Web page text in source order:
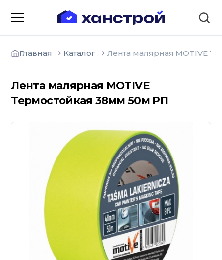
электромобилей
Акции и скидки
Блоки; цемент; кирпич
Гидроизоляция; Мастики
О компании
Доставка товаров
Отзывы покупателей
Вакансии
Способы оплаты
Обмен и возврат
Главная Каталог Лента малярная MOTIVE
Лента малярная MOTIVE
Термостойкая 38мм 50м РП